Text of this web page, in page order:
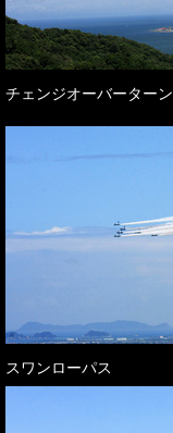
チェンジオーバーターン
スワンローパス